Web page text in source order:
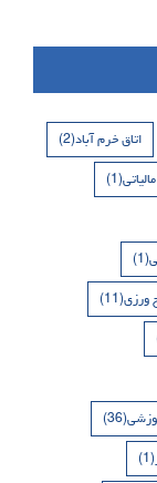
اتاق خرم آباد(2)
(1)
(1)
ورزی(11)
(36)
(1)